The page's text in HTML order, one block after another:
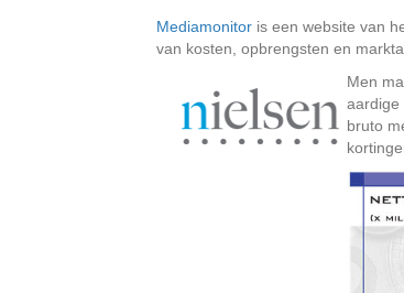
Mediamonitor is een website van
van kosten, opbrengsten en
Men
aardige
bruto